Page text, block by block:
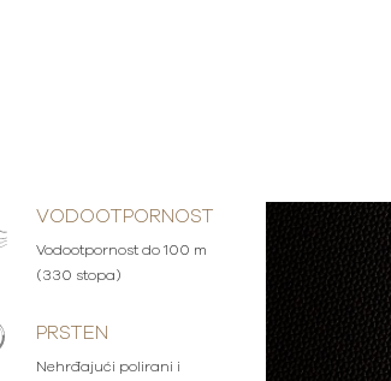
VODOOTPORNOST
Vodootpornost do 100 m
(330 stopa)
PRSTEN
Nehrđajući polirani i